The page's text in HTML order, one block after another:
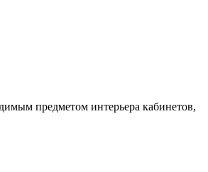
предметом интерьера кабинетов,